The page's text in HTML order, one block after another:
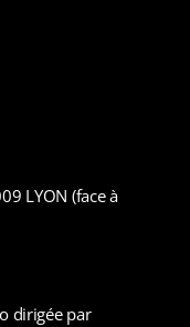
LYON (face à
dirigée par